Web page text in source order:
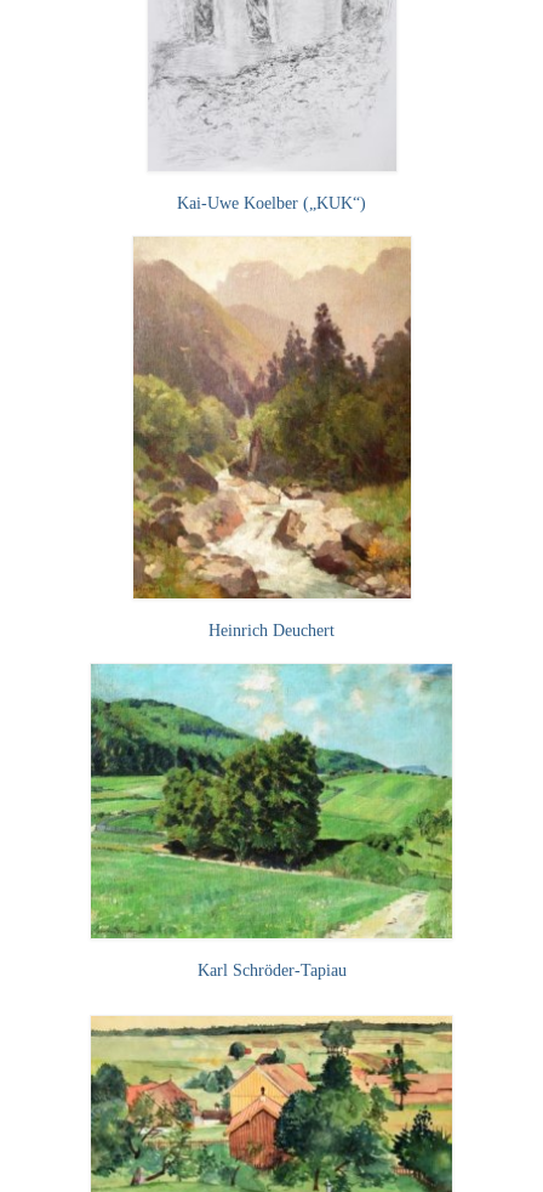
Emma Joos
Paul Segieth
Richard Sprick
Weitere Künstler 1900-1945
Kunst nach 1945
Helmut Diekmann
Hermann Dieste
August Lange-Brock
Ludwig (Luis) Neu
Ferdinand Springer
Arne Siegfried
Curt Wittenbecher
Autographen / Dokumente
Herkunft & Wirkungsstätte
Berliner Künstler
Düsseldorfer Künstler
Fränkische Künstler
Pfälzer Künstler
Schwäbische Künstler
Weitere
Kai-Uwe Koelber („KUK“)
Heinrich Deuchert
Karl Schröder-Tapiau